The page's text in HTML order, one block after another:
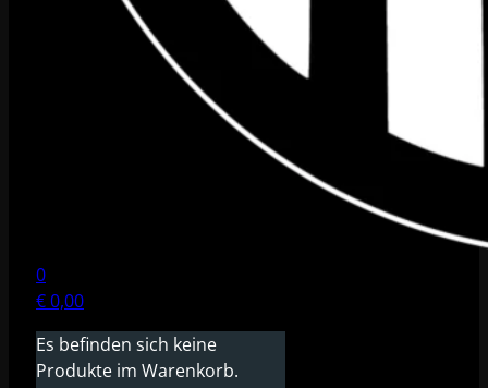
0
€0,00
Es befinden sich keine
Produkte im Warenkorb.